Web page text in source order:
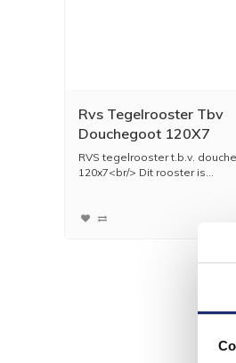
Rvs Tegelrooster Tbv
Douchegoot 120X7
RVS tegelrooster t.b.v.
120x7<br/> Dit rooster is...